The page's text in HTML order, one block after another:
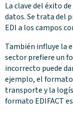
La clave del éxito
datos. Se trata del
EDI a los campos
También influye la
sector prefiere un
incorrecto puede
ejemplo, el formato
transporte y la
formato EDIFACT